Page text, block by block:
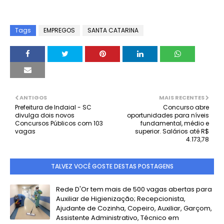
Tags EMPREGOS SANTA CATARINA
MAIS RECENTES
Concurso abre
oportunidades para níveis
fundamental, médio e
superior. Salários até R$
4.173,78
ANTIGOS
Prefeitura de Indaial - SC
divulga dois novos
Concursos Públicos com 103
vagas
TALVEZ VOCÊ GOSTE DESTAS POSTAGENS
Rede D'Or tem mais de 500 vagas abertas para
Auxiliar de Higienização; Recepcionista,
Ajudante de Cozinha, Copeiro, Auxiliar, Garçom,
Assistente Administrativo, Técnico em